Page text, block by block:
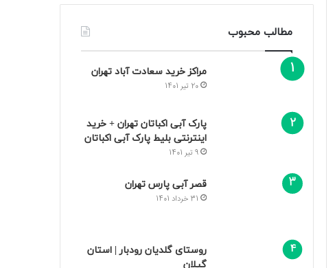
مطالب محبوب
مراکز خرید سعادت‌ آباد تهران
20 تیر 1401
پارک آبی اکباتان تهران + خرید
اینترنتی بلیط پارک آبی اکباتان
9 تیر 1401
قصر آبی پارس تهران
31 خرداد 1401
روستای گلدیان رودبار | استان
گیلان